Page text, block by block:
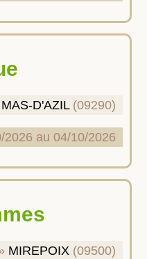
D'AZIL(09290)
2026 au 04/10/2026
MIREPOIX (09500)